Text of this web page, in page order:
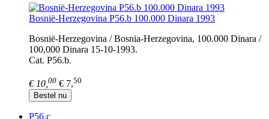
Bosnië-Herzegovina P56.b 100.000 Dinara 1993
Bosnië-Herzegovina / Bosnia-Herzegovina, 100.000 Dinara /
100,000 Dinara 15-10-1993.
Cat. P56.b.
€ 10, 00 € 7,50
Bestel nu
P56.c